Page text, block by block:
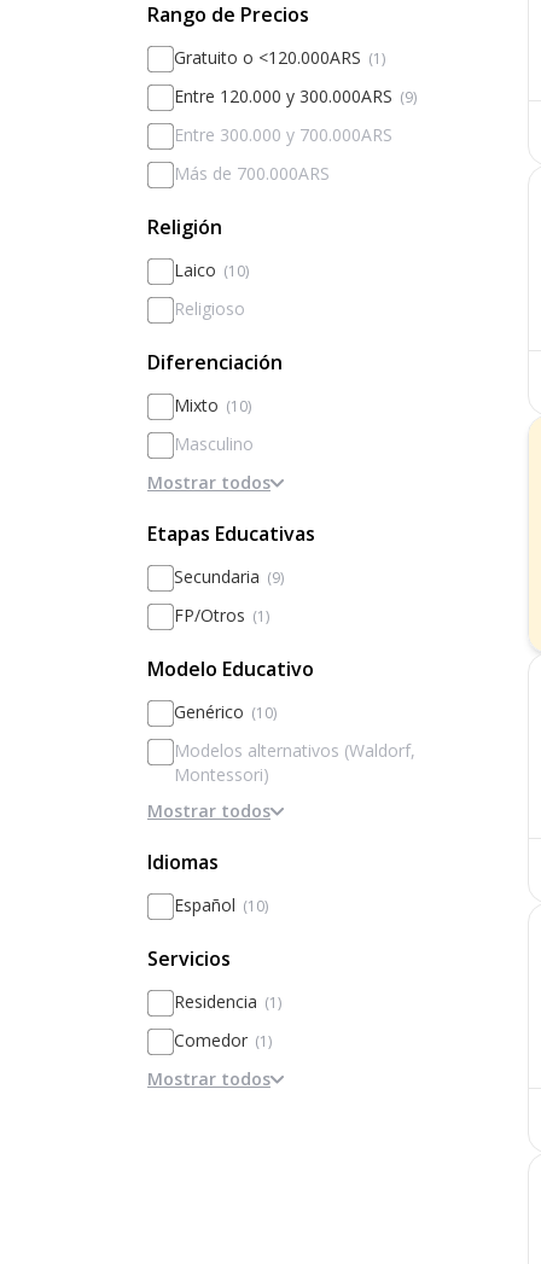
Rango de Precios
Gratuito o <120.000ARS (1)
Entre 120.000 y 300.000ARS (9)
Entre 300.000 y 700.000ARS
Más de 700.000ARS
Religión
Laico (10)
Religioso
Diferenciación
Mixto (10)
Masculino
Femenino
Diferenciado por sexos
Mostrar todos
Etapas Educativas
Secundaria (9)
FP/Otros (1)
Modelo Educativo
Genérico (10)
Modelos alternativos (Waldorf,
Montessori)
Basado en la disciplina / internados
Basado en el rendimiento y la
excelencia
Mostrar todos
Idiomas
Español (10)
Servicios
Residencia (1)
Comedor (1)
Nutricionistas
Mostrar todos